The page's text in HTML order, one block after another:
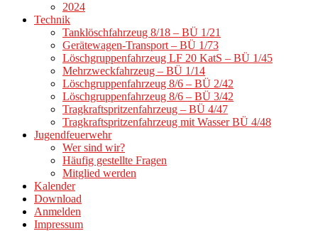
2024
Technik
Tanklöschfahrzeug 8/18 – BÜ 1/21
Gerätewagen-Transport – BÜ 1/73
Löschgruppenfahrzeug LF 20 KatS – BÜ 1/45
Mehrzweckfahrzeug – BÜ 1/14
Löschgruppenfahrzeug 8/6 – BÜ 2/42
Löschgruppenfahrzeug 8/6 – BÜ 3/42
Tragkraftspritzenfahrzeug – BÜ 4/47
Tragkraftspritzenfahrzeug mit Wasser BÜ 4/48
Jugendfeuerwehr
Wer sind wir?
Häufig gestellte Fragen
Mitglied werden
Kalender
Download
Anmelden
Impressum